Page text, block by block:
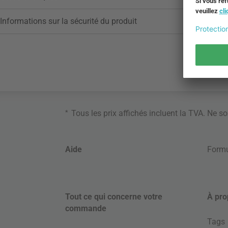
Informations sur la sécurité du produit
* Tous les prix affichés incluent la TVA. Ne
Aide
Tout ce qui concerne votre
commande
À
Tags